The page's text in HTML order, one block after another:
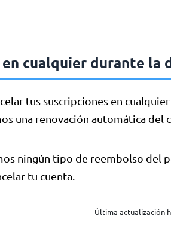
en cualquier durante
tus suscripciones en
una renovación automática del
ningún tipo de reembolso del
tu cuenta.
Última actualización